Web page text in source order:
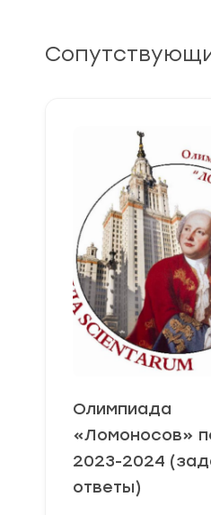
Олимпиада
«Ломоносов»
2023-2024
ответы)